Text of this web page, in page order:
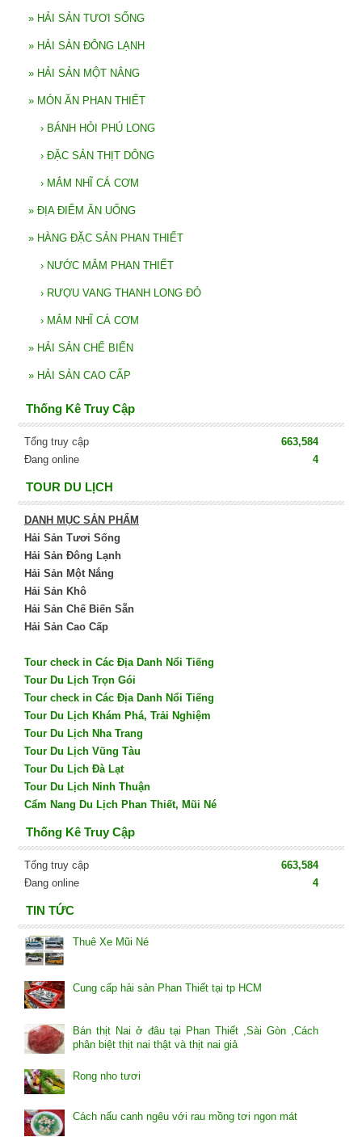
» HẢI SẢN TƯƠI SỐNG
» HẢI SẢN ĐÔNG LẠNH
» HẢI SẢN MỘT NẮNG
» MÓN ĂN PHAN THIẾT
› BÁNH HỎI PHÚ LONG
› ĐẶC SẢN THỊT DÔNG
› MẮM NHĨ CÁ CƠM
» ĐỊA ĐIỂM ĂN UỐNG
» HÀNG ĐẶC SẢN PHAN THIẾT
› NƯỚC MẮM PHAN THIẾT
› RƯỢU VANG THANH LONG ĐỎ
› MẮM NHĨ CÁ CƠM
» HẢI SẢN CHẾ BIẾN
» HẢI SẢN CAO CẤP
Thống Kê Truy Cập
Tổng truy cập
663,584
Đang online
4
TOUR DU LỊCH
DANH MỤC SẢN PHẨM
Hải Sản Tươi Sống
Hải Sản Đông Lạnh
Hải Sản Một Nắng
Hải Sản Khô
Hải Sản Chế Biến Sẵn
Hải Sản Cao Cấp
Tour check in Các Địa Danh Nổi Tiếng
Tour Du Lịch Trọn Gói
Tour check in Các Địa Danh Nổi Tiếng
Tour Du Lịch Khám Phá, Trải Nghiệm
Tour Du Lịch Nha Trang
Tour Du Lịch Vũng Tàu
Tour Du Lịch Đà Lạt
Tour Du Lịch Ninh Thuận
Cẩm Nang Du Lịch Phan Thiết, Mũi Né
Thống Kê Truy Cập
Tổng truy cập
663,584
Đang online
4
TIN TỨC
Thuê Xe Mũi Né
Cung cấp hải sản Phan Thiết tại tp HCM
Bán thịt Nai ở đâu tại Phan Thiết ,Sài Gòn ,Cách
phân biệt thịt nai thật và thịt nai giả
Rong nho tươi
Cách nấu canh ngêu với rau mồng tơi ngon mát